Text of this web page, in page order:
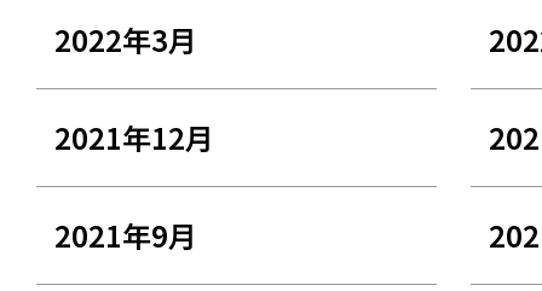
2022年3月
2021年12月
2021年9月